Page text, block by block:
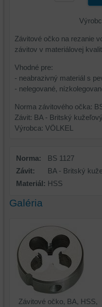
Závitové očko na rezanie
závitov v materiálovej
Vhodné pre:
- neabrazivný materiál s
- nelegované,
Norma závitového očka:
Závit: BA - Britský
Výrobca: VÖLKEL
Norma:
BS 1127
Závit:
BA - Britský
Materiál: HSS
Galéria
Závitové očko, BA, HSS,